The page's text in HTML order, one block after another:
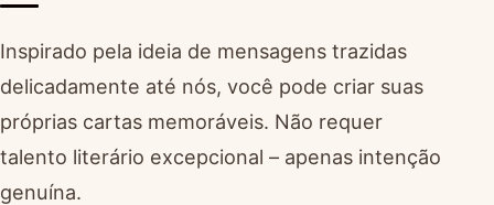
Inspirado pela ideia de mensagens trazidas
delicadamente até nós, você pode criar suas
próprias cartas memoráveis. Não requer
talento literário excepcional – apenas intenção
genuína.